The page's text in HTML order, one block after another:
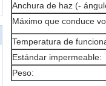
Anchura de haz (-
Máximo que conduce
Temperatura de
Estándar impermeable:
Peso: